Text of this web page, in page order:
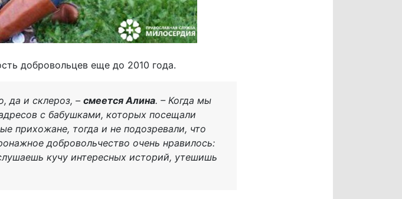
добровольцев еще до 2010 года.
да и склероз, –смеется Алина. – Когда мы
с бабушками, которых посещали
прихожане, тогда и не подозревали, что
добровольчество очень нравилось:
кучу интересных историй, утешишь